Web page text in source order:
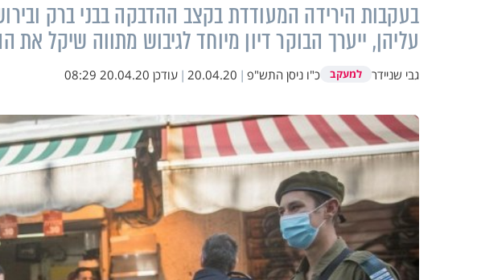
בעקבות הירידה המעודדת בקצב ההדבקה בבני ברק
עליהן, ייערך הבוקר דיון מיוחד לגיבוש מתווה שיקל את
גבי שניידר למעקב כ"ו ניסן התש"פ |
20.04.20
| עודכן 20.04.20 08:29